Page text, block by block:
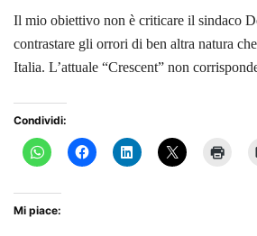
Il mio obiettivo non è criticare il sindaco
contrastare gli orrori di ben altra natura
Italia. L’attuale “Crescent” non
Condividi:
Mi piace: